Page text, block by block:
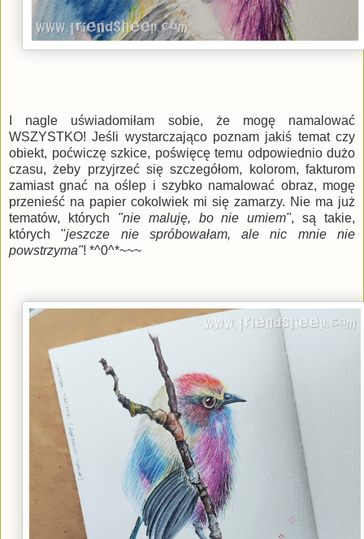
I nagle uświadomiłam sobie, że mogę namalować
WSZYSTKO! Jeśli wystarczająco poznam jakiś temat czy
obiekt, poćwiczę szkice, poświęcę temu odpowiednio dużo
czasu, żeby przyjrzeć się szczegółom, kolorom, fakturom
zamiast gnać na oślep i szybko namalować obraz, mogę
przenieść na papier cokolwiek mi się zamarzy. Nie ma już
tematów, których "nie maluję, bo nie umiem", są takie,
których "jeszcze nie spróbowałam, ale nic mnie nie
powstrzyma"! *^0^*~~~